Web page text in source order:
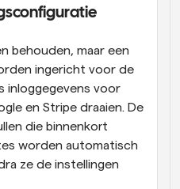
behouden, maar een
ingericht voor de
inloggegevens voor
en Stripe draaien. De
die binnenkort
worden automatisch
ze de instellingen